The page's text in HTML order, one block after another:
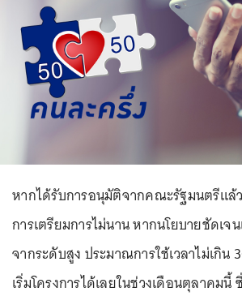
หากได้รับการอนุมัติจากคณะรัฐมนตรีแล้ว
การเตรียมการไม่นาน หากนโยบายชัดเจ
จากระดับสูง ประมาณการใช้เวลาไม่เกิน
เริ่มโครงการได้เลยในช่วงเดือนตุลาคมนี้